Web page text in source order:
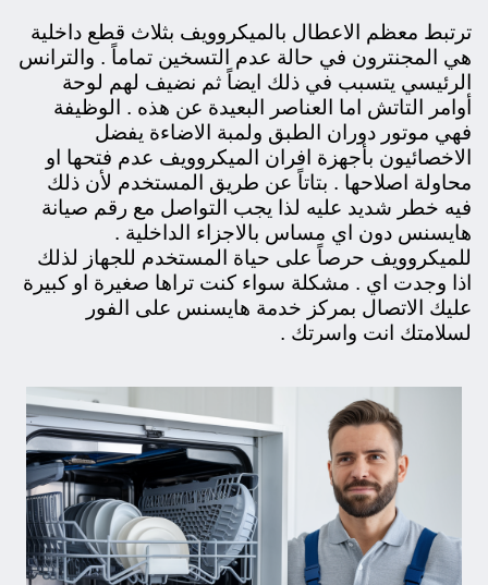
ترتبط معظم الاعطال بالميكروويف بثلاث قطع داخلية
هي المجنترون في حالة عدم التسخين تماماً . والترانس
الرئيسي يتسبب في ذلك ايضاً ثم نضيف لهم لوحة
أوامر التاتش اما العناصر البعيدة عن هذه . الوظيفة
فهي موتور دوران الطبق ولمبة الاضاءة يفضل
الاخصائيون بأجهزة افران الميكروويف عدم فتحها او
محاولة اصلاحها . بتاتاً عن طريق المستخدم لأن ذلك
فيه خطر شديد عليه لذا يجب التواصل مع رقم صيانة
هايسنس دون اي مساس بالاجزاء الداخلية .
للميكروويف حرصاً على حياة المستخدم للجهاز لذلك
اذا وجدت اي . مشكلة سواء كنت تراها صغيرة او كبيرة
عليك الاتصال بمركز خدمة هايسنس على الفور
لسلامتك انت واسرتك .